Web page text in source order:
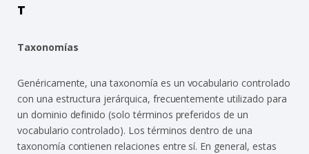
T
Taxonomías
Genéricamente, una taxonomía es un vocabulario controlado
con una estructura jerárquica, frecuentemente utilizado para
un dominio definido (solo términos preferidos de un
vocabulario controlado). Los términos dentro de una
taxonomía contienen relaciones entre sí. En general, estas